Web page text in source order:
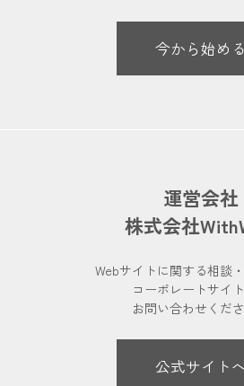
今から始める
運営会社
株式会社
Webサイトに関する相談
コーポレートサイ
お問い合わせくださ
公式サイト